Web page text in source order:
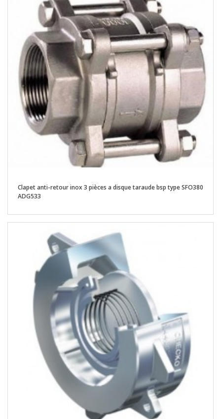
Clapet anti-retour inox 3 pièces a disque taraude bsp type SFO380
ADG533